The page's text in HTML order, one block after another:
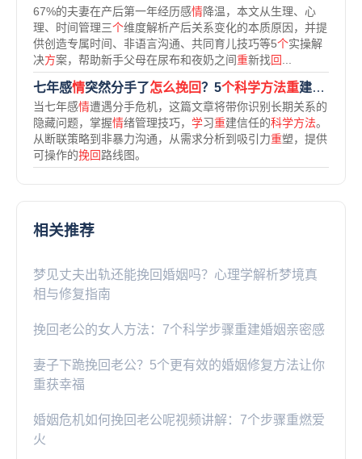
67%的夫妻在产后第一年经历感情降温，本文从生理、心
理、时间管理三个维度解析产后关系变化的本质原因，并提
供创造专属时间、非语言沟通、共同育儿技巧等5个实操解
决方案，帮助新手父母在尿布和夜奶之间重新找回
七年感情突然分手了怎么挽回？5个科学方法重建亲密关系
当七年感情遭遇分手危机，这篇文章将带你识别长期关系的
隐藏问题，掌握情绪管理技巧， 学习重建信任的科学方法。
从断联策略到非暴力沟通，从需求分析到吸引力重塑，提供
可操作的挽回路线图。
相关推荐
梦见丈夫出轨还能挽回婚姻吗？心理学解析梦境真
相与修复指南
挽回老公的女人方法：7个科学步骤重建婚姻亲密感
妻子下跪挽回老公？5个更有效的婚姻修复方法让你
重获幸福
婚姻危机如何挽回老公呢视频讲解：7个步骤重燃爱
火